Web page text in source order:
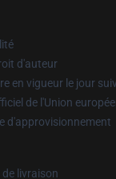
d'auteur
en vigueur le jour
de l'Union
d'approvisionnement
livraison